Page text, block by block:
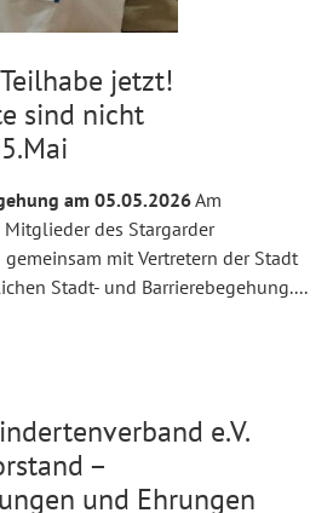
jetzt!
sind nicht
am 05.05.2026Am
des Stargarder
mit Vertretern der Stadt
Stadt- und Barrierebegehung....
e.V.
–
und Ehrungen